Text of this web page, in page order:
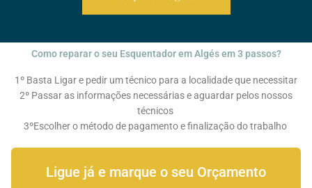
Como reparar o seu Esquentador em Algés em 3 passos?
1º Basta Ligar e pedir um técnico para a localidade que necessitar
2º Passar as informações necessárias e aguardar pelos nossos
técnicos
3ºEscolher o método de pagamento e finalização do trabalho
Ligue já e marque o seu Orçamento